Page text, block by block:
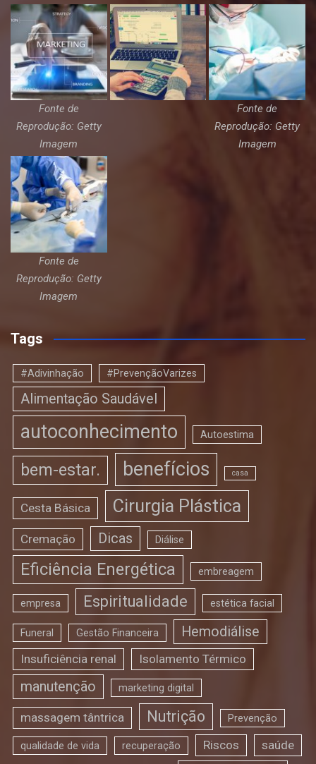
Fonte de
Reprodução: Getty
Imagem
Fonte de
Reprodução: Getty
Imagem
Fonte de
Reprodução: Getty
Imagem
Tags
#Adivinhação #PrevençãoVarizes
Alimentação Saudável
autoconhecimento Autoestima
bem-estar. benefícios casa
Cesta Básica Cirurgia Plástica
Cremação Dicas Diálise
Eficiência Energética embreagem
empresa Espiritualidade estética facial
Funeral Gestão Financeira Hemodiálise
Insuficiência renal Isolamento Térmico
manutenção marketing digital
massagem tântrica Nutrição Prevenção
qualidade de vida recuperação Riscos saúde